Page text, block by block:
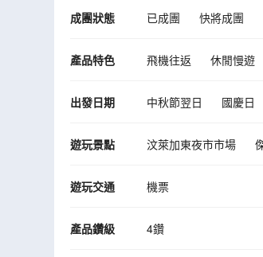
Mukim Berakas A
成團狀態 已成團 快將成團
產品特色 飛機往返 休閒慢遊
出發日期 中秋節翌日 國慶日
遊玩景點 汶萊加東夜市市場
敦拉薩國貿天空花園
檳城街頭藝術街區
遊玩交通 機票
產品鑽級 4鑽